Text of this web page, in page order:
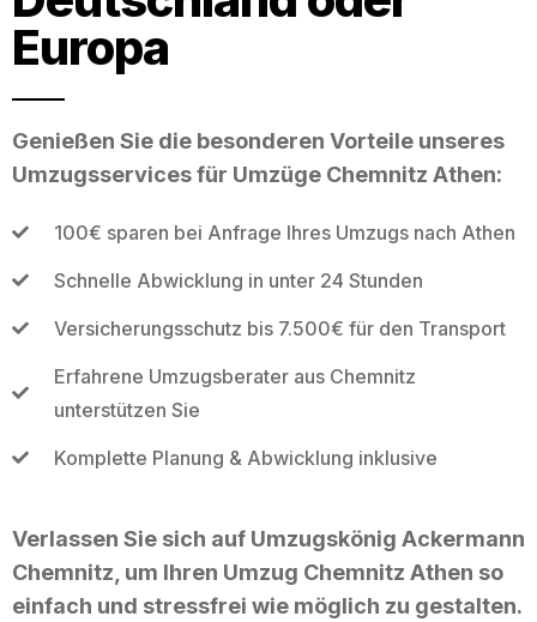
Europa
Genießen Sie die besonderen Vorteile unseres
Umzugsservices für Umzüge Chemnitz Athen:
100€ sparen bei Anfrage Ihres Umzugs nach Athen
Schnelle Abwicklung in unter 24 Stunden
Versicherungsschutz bis 7.500€ für den Transport
Erfahrene Umzugsberater aus Chemnitz
unterstützen Sie
Komplette Planung & Abwicklung inklusive
Verlassen Sie sich auf Umzugskönig Ackermann
Chemnitz, um Ihren Umzug Chemnitz Athen so
einfach und stressfrei wie möglich zu gestalten.